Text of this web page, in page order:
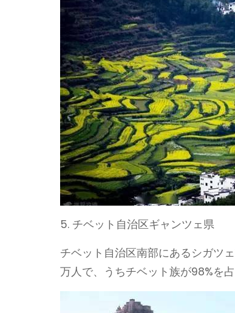
5. チベット自治区ギャンツェ県
チベット自治区南部にあるシガツ
万人で、うちチベット族が98%を